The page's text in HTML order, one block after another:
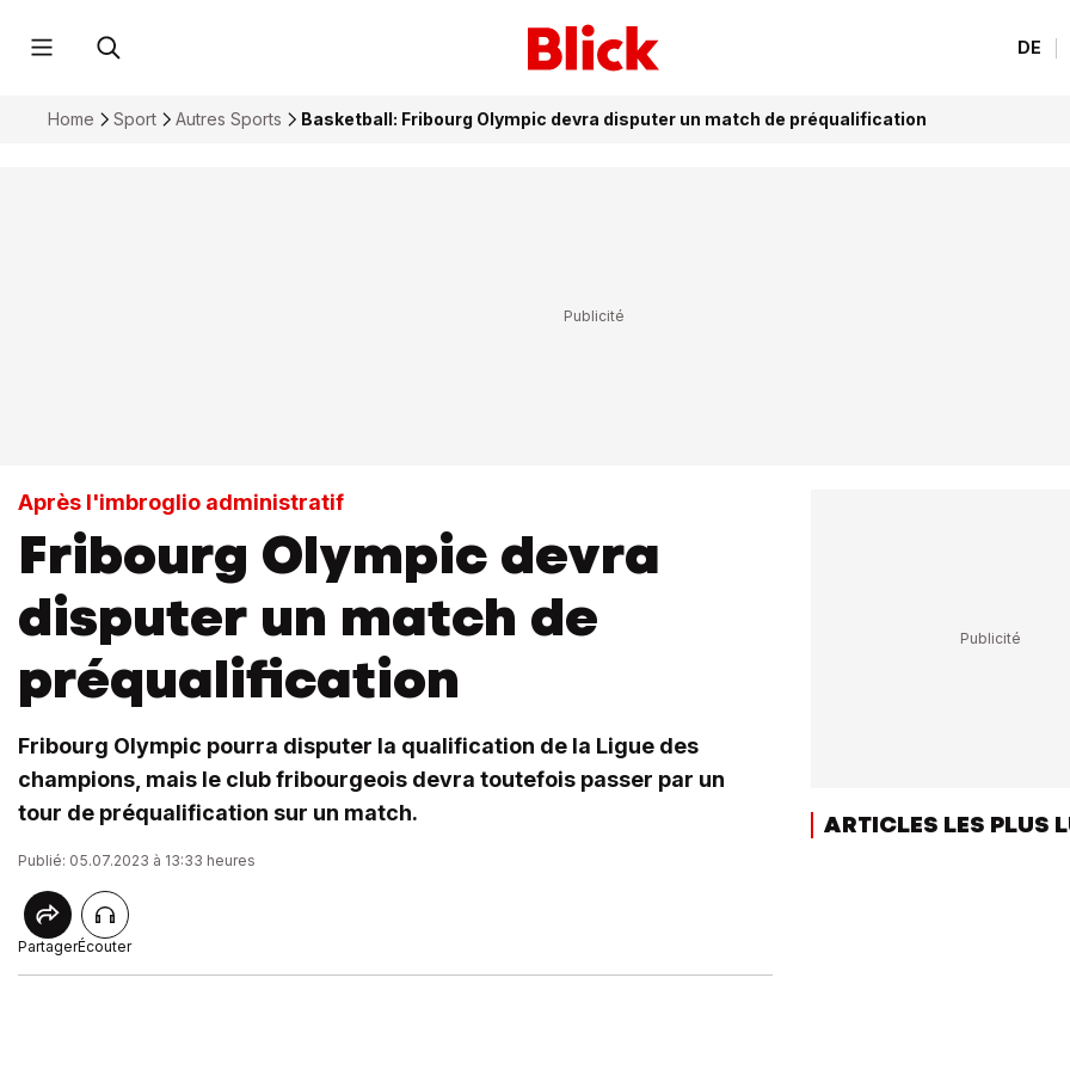
DE
Home Sport Autres Sports Basketball: Fribourg Olympic devra disputer un match de préqualification
Après l'imbroglio administratif
Fribourg Olympic devra
disputer un match de
préqualification
Fribourg Olympic pourra disputer la qualification de la Ligue des
champions, mais le club fribourgeois devra toutefois passer par un
tour de préqualification sur un match.
Publié: 05.07.2023 à 13:33 heures
PartagerÉcouter
ARTICLES LES PLUS